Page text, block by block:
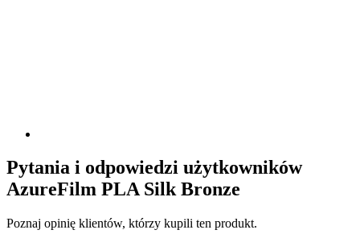
Pytania i odpowiedzi użytkowników
AzureFilm PLA Silk Bronze
Poznaj opinię klientów, którzy kupili ten produkt.